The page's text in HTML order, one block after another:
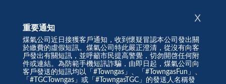
重要通知
煤氣公司近日接獲客戶通知，收到懷疑冒認本公司發出關
於繳費的虛假短訊。煤氣公司特此嚴正澄清，從沒有向客
戶發出有關短訊，並呼籲市民提高警覺，切勿開啓任何附
件或連結。為防範手機短訊詐騙，由即日起，煤氣公司向
客戶發送的短訊均以「#Towngas」、「#TowngasFun」、
「#TGCTowngas」或「#TowngasTGC」的發送人名稱發
X